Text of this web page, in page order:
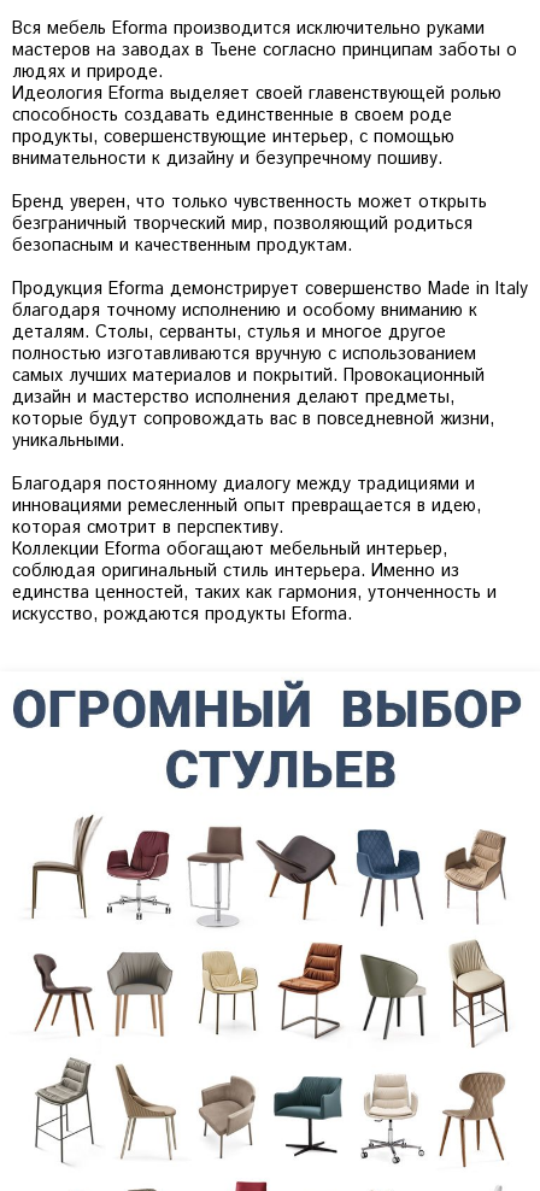
Вся мебель Eforma производится исключительно руками
мастеров на заводах в Тьене согласно принципам заботы о
людях и природе.
Идеология Eforma выделяет своей главенствующей ролью
способность создавать единственные в своем роде
продукты, совершенствующие интерьер, с помощью
внимательности к дизайну и безупречному пошиву.
Бренд уверен, что только чувственность может открыть
безграничный творческий мир, позволяющий родиться
безопасным и качественным продуктам.
Продукция Eforma демонстрирует совершенство Made in Italy
благодаря точному исполнению и особому вниманию к
деталям. Столы, серванты, стулья и многое другое
полностью изготавливаются вручную с использованием
самых лучших материалов и покрытий. Провокационный
дизайн и мастерство исполнения делают предметы,
которые будут сопровождать вас в повседневной жизни,
уникальными.
Благодаря постоянному диалогу между традициями и
инновациями ремесленный опыт превращается в идею,
которая смотрит в перспективу.
Коллекции Eforma обогащают мебельный интерьер,
соблюдая оригинальный стиль интерьера. Именно из
единства ценностей, таких как гармония, утонченность и
искусство, рождаются продукты Eforma.